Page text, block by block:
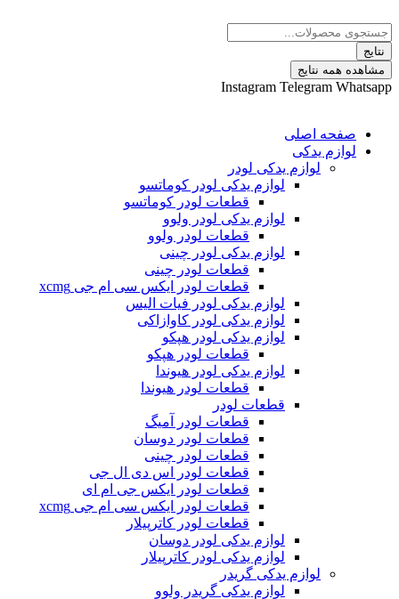
نتایج
Instagram Telegram
اصلی
یدکی
لوازم یدکی لودر
لوازم یدکی لودر کوماتسو
قطعات لودر کوماتسو
لوازم یدکی لودر ولوو
قطعات لودر ولوو
لوازم یدکی لودر چینی
قطعات لودر چینی
قطعات لودر ایکس سی ام جی xcmg
لوازم یدکی لودر فیات الیس
لوازم یدکی لودر کاوازاکی
لوازم یدکی لودر هپکو
قطعات لودر هپکو
لوازم یدکی لودر هیوندا
قطعات لودر هیوندا
قطعات لودر
قطعات لودر آمیگ
قطعات لودر دوسان
قطعات لودر چینی
قطعات لودر اس دی ال جی
قطعات لودر ایکس جی ام ای
قطعات لودر ایکس سی ام جی xcmg
قطعات لودر کاترپیلار
لوازم یدکی لودر دوسان
لوازم یدکی لودر کاترپیلار
لوازم یدکی گریدر
لوازم یدکی گریدر ولوو